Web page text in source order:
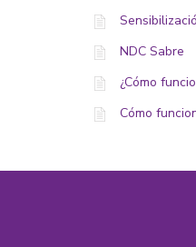
NDC Sabre
¿Cómo
Cómo